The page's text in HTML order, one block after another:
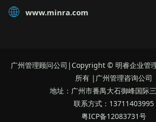
www.minra.com
广州管理顾问公司|Copyright © 明睿企业管
所有 |广州管理咨询公司
地址：广州市番禺大石御峰国际
联系方式：13711403995
粤ICP备12083731号